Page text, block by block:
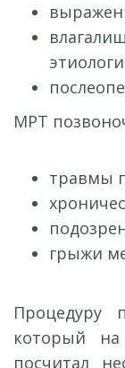
МРТ
травмы
грыжи
Процедуру
который на
посчитал